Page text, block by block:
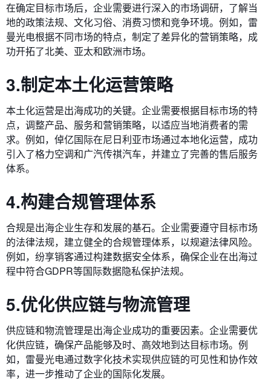
在确定目标市场后，企业需要进行深入的市场调研，了解当
地的政策法规、文化习俗、消费习惯和竞争环境。例如，雷
曼光电根据不同市场的特点，制定了差异化的营销策略，成
功开拓了北美、亚太和欧洲市场。
3.制定本土化运营策略
本土化运营是出海成功的关键。企业需要根据目标市场的特
点，调整产品、服务和营销策略，以适应当地消费者的需
求。例如，倬亿国际在尼日利亚市场通过本地化运营，成功
引入了格力空调和广汽传祺汽车，并建立了完善的售后服务
体系。
4.构建合规管理体系
合规是出海企业生存和发展的基石。企业需要遵守目标市场
的法律法规，建立健全的合规管理体系，以规避法律风险。
例如，纷享销客通过构建数据安全体系，确保企业在出海过
程中符合GDPR等国际数据隐私保护法规。
5.优化供应链与物流管理
供应链和物流管理是出海企业成功的重要因素。企业需要优
化供应链，确保产品能够及时、高效地到达目标市场。例
如，雷曼光电通过数字化技术实现供应链的可见性和协作效
率，进一步推动了企业的国际化发展。